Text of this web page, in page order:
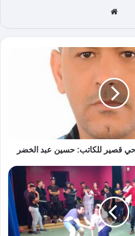
الوي
ب
قصير للكاتب: حسين عبد الخضر